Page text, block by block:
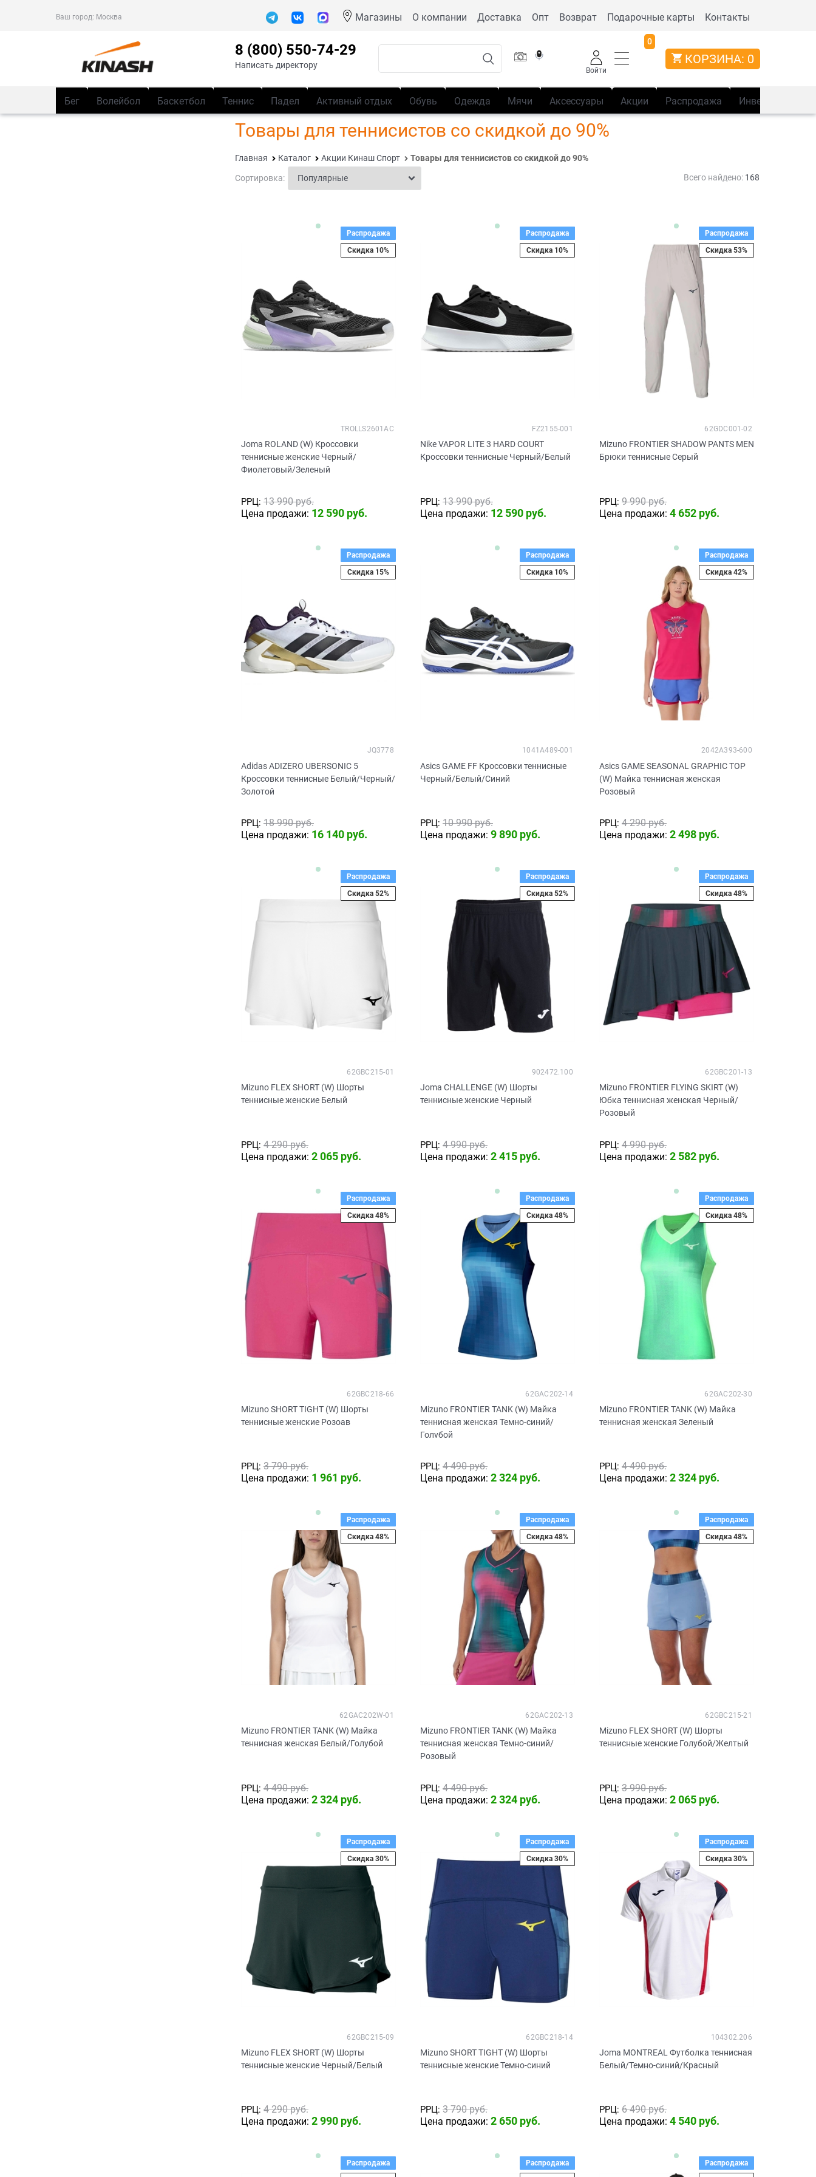
Ваш город: Москва Магазины О компании Доставка Опт Возврат Подарочные карты Контакты
8 (800) 550-74-29
Написать директору
Войти
0
КОРЗИНА: 0
Бег Волейбол Баскетбол Теннис Падел Активный отдых Обувь Одежда Мячи Аксессуары Акции Распродажа Инвентарь
Товары для теннисистов со скидкой до 90%
Главная Каталог Акции Кинаш Спорт Товары для теннисистов со скидкой до 90%
Сортировка: Всего найдено: 168
Joma ROLAND (W) Кроссовки
теннисные женские Черный/
Фиолетовый/Зеленый
TROLLS2601AC
РРЦ: 13 990 руб.
Цена продажи: 12 590 руб.
Распродажа
Скидка 10%
Nike VAPOR LITE 3 HARD COURT
Кроссовки теннисные Черный/Белый
FZ2155-001
РРЦ: 13 990 руб.
Цена продажи: 12 590 руб.
Распродажа
Скидка 10%
Mizuno FRONTIER SHADOW PANTS MEN
Брюки теннисные Серый
62GDC001-02
РРЦ: 9 990 руб.
Цена продажи: 4 652 руб.
Распродажа
Скидка 53%
Adidas ADIZERO UBERSONIC 5
Кроссовки теннисные Белый/Черный/
Золотой
JQ3778
РРЦ: 18 990 руб.
Цена продажи: 16 140 руб.
Распродажа
Скидка 15%
Asics GAME FF Кроссовки теннисные
Черный/Белый/Синий
1041A489-001
РРЦ: 10 990 руб.
Цена продажи: 9 890 руб.
Распродажа
Скидка 10%
Asics GAME SEASONAL GRAPHIC TOP
(W) Майка теннисная женская
Розовый
2042A393-600
РРЦ: 4 290 руб.
Цена продажи: 2 498 руб.
Распродажа
Скидка 42%
Mizuno FLEX SHORT (W) Шорты
теннисные женские Белый
62GBC215-01
РРЦ: 4 290 руб.
Цена продажи: 2 065 руб.
Распродажа
Скидка 52%
Joma CHALLENGE (W) Шорты
теннисные женские Черный
902472.100
РРЦ: 4 990 руб.
Цена продажи: 2 415 руб.
Распродажа
Скидка 52%
Mizuno FRONTIER FLYING SKIRT (W)
Юбка теннисная женская Черный/
Розовый
62GBC201-13
РРЦ: 4 990 руб.
Цена продажи: 2 582 руб.
Распродажа
Скидка 48%
Mizuno SHORT TIGHT (W) Шорты
теннисные женские Розоав
62GBC218-66
РРЦ: 3 790 руб.
Цена продажи: 1 961 руб.
Распродажа
Скидка 48%
Mizuno FRONTIER TANK (W) Майка
теннисная женская Темно-синий/
Голубой
62GAC202-14
РРЦ: 4 490 руб.
Цена продажи: 2 324 руб.
Распродажа
Скидка 48%
Mizuno FRONTIER TANK (W) Майка
теннисная женская Зеленый
62GAC202-30
РРЦ: 4 490 руб.
Цена продажи: 2 324 руб.
Распродажа
Скидка 48%
Mizuno FRONTIER TANK (W) Майка
теннисная женская Белый/Голубой
62GAC202W-01
РРЦ: 4 490 руб.
Цена продажи: 2 324 руб.
Распродажа
Скидка 48%
Mizuno FRONTIER TANK (W) Майка
теннисная женская Темно-синий/
Розовый
62GAC202-13
РРЦ: 4 490 руб.
Цена продажи: 2 324 руб.
Распродажа
Скидка 48%
Mizuno FLEX SHORT (W) Шорты
теннисные женские Голубой/Желтый
62GBC215-21
РРЦ: 3 990 руб.
Цена продажи: 2 065 руб.
Распродажа
Скидка 48%
Mizuno FLEX SHORT (W) Шорты
теннисные женские Черный/Белый
62GBC215-09
РРЦ: 4 290 руб.
Цена продажи: 2 990 руб.
Распродажа
Скидка 30%
Mizuno SHORT TIGHT (W) Шорты
теннисные женские Темно-синий
62GBC218-14
РРЦ: 3 790 руб.
Цена продажи: 2 650 руб.
Распродажа
Скидка 30%
Joma MONTREAL Футболка теннисная
Белый/Темно-синий/Красный
104302.206
РРЦ: 6 490 руб.
Цена продажи: 4 540 руб.
Распродажа
Скидка 30%
Распродажа
Распродажа
Распродажа